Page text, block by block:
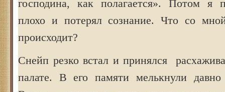
господина, как полагается». Потом я
плохо и потерял сознание. Что со
происходит?
Снейп резко встал и принялся
палате. В его памяти мелькнули